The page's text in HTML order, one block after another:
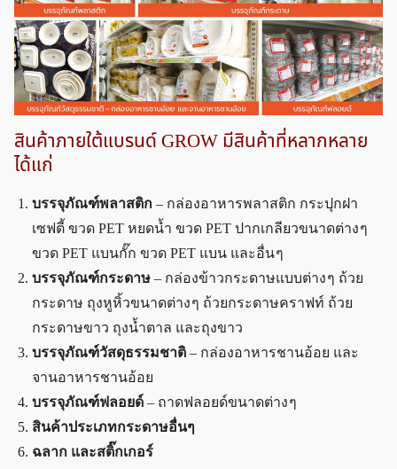
สินค้าภายใต้แบรนด์ GROW มีสินค้าที่หลากหลาย
ได้แก่
บรรจุภัณฑ์พลาสติก – กล่องอาหารพลาสติก กระปุกฝา
เซฟตี้ ขวด PET หยดน้ำ ขวด PET ปากเกลียวขนาดต่าง ๆ
ขวด PET แบนกั๊ก ขวด PET แบน และอื่น ๆ
บรรจุภัณฑ์กระดาษ – กล่องข้าวกระดาษแบบต่าง ๆ ถ้วย
กระดาษ ถุงหูหิ้วขนาดต่าง ๆ ถ้วยกระดาษคราฟท์ ถ้วย
กระดาษขาว ถุงน้ำตาล และถุงขาว
บรรจุภัณฑ์วัสดุธรรมชาติ – กล่องอาหารชานอ้อย และ
จานอาหารชานอ้อย
บรรจุภัณฑ์ฟลอยด์ – ถาดฟลอยด์ขนาดต่าง ๆ
สินค้าประเภทกระดาษอื่นๆ
ฉลาก และสติ๊กเกอร์